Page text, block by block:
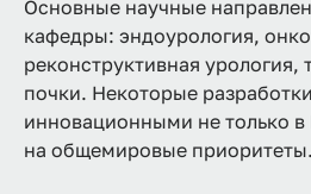
Основные научные
кафедры: эндоурология,
реконструктивная урология,
почки. Некоторые
инновационными не только
на общемировые приоритеты.